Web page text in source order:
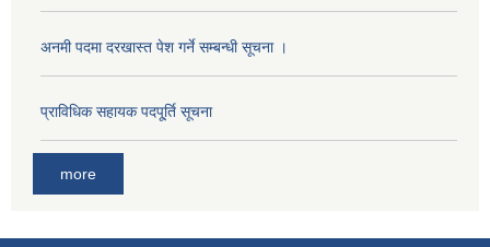
अनमी पदमा दरखास्त पेश गर्ने सम्बन्धी सूचना ।
प्राविधिक सहायक पदपू्र्ति सूचना
more